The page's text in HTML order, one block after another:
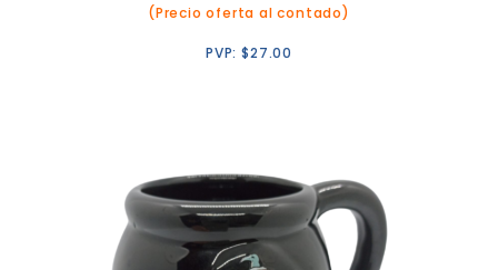
(Precio oferta al contado)
PVP:$27.00